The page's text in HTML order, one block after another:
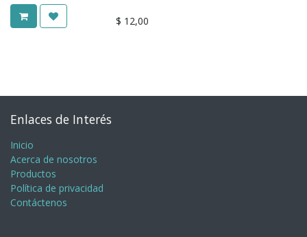
$ 12,00
Enlaces de Interés
Inicio
Acerca de nosotros
Productos
Política de privacidad
Contáctenos